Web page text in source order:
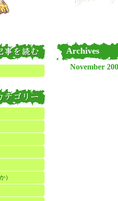
）
Archives
November